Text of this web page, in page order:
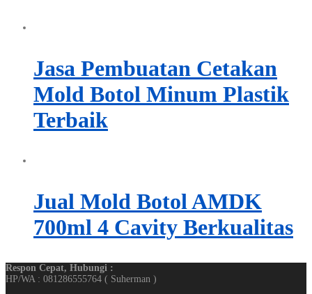
Jasa Pembuatan Cetakan
Mold Botol Minum Plastik
Terbaik
Jual Mold Botol AMDK
700ml 4 Cavity Berkualitas
Respon Cepat, Hubungi :
HP/WA : 081286555764 ( Suherman )